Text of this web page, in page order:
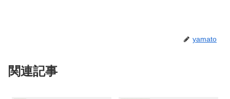
yamato
関連記事